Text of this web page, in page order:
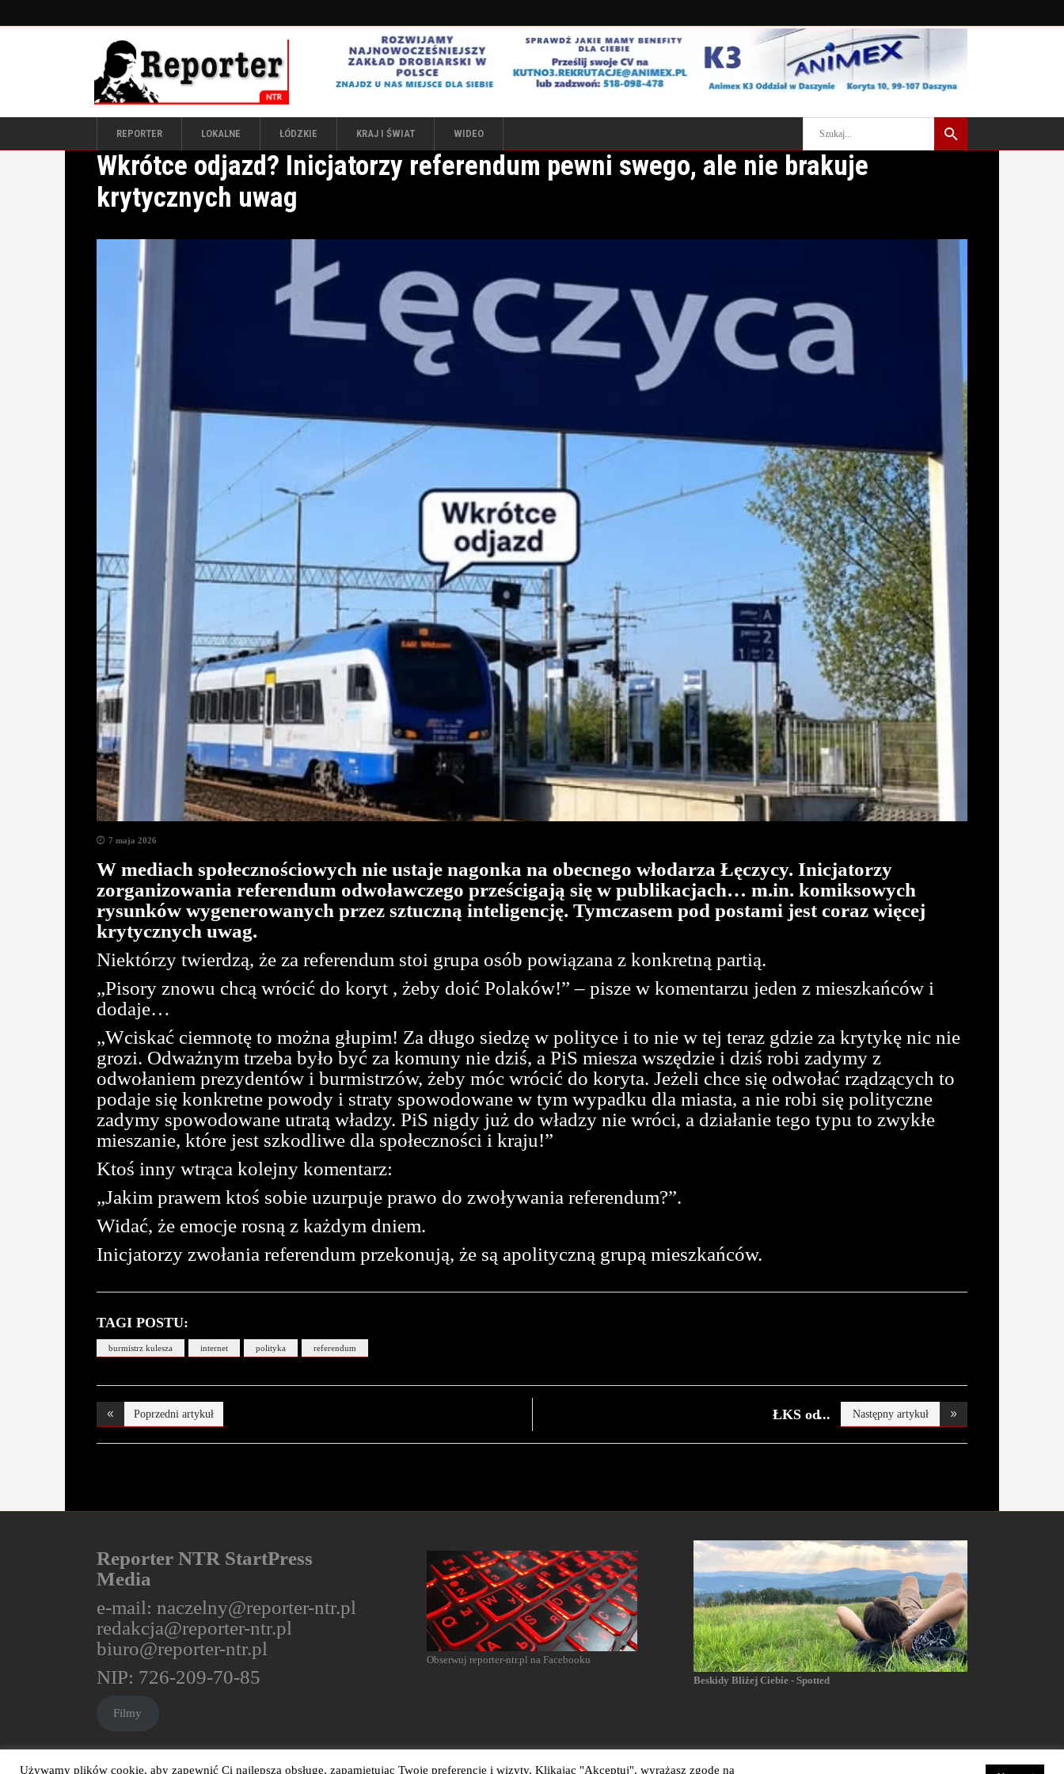
REPORTER LOKALNE ŁÓDZKIE KRAJ I ŚWIAT WIDEO
Wkrótce odjazd? Inicjatorzy referendum pewni swego, ale nie brakuje
krytycznych uwag
7 maja 2026
W mediach społecznościowych nie ustaje nagonka na obecnego włodarza Łęczycy. Inicjatorzy
zorganizowania referendum odwoławczego prześcigają się w publikacjach… m.in. komiksowych
rysunków wygenerowanych przez sztuczną inteligencję. Tymczasem pod postami jest coraz więcej
krytycznych uwag.
Niektórzy twierdzą, że za referendum stoi grupa osób powiązana z konkretną partią.
„Pisory znowu chcą wrócić do koryt , żeby doić Polaków!” – pisze w komentarzu jeden z mieszkańców i
dodaje…
„Wciskać ciemnotę to można głupim! Za długo siedzę w polityce i to nie w tej teraz gdzie za krytykę nic nie
grozi. Odważnym trzeba było być za komuny nie dziś, a PiS miesza wszędzie i dziś robi zadymy z
odwołaniem prezydentów i burmistrzów, żeby móc wrócić do koryta. Jeżeli chce się odwołać rządzących to
podaje się konkretne powody i straty spowodowane w tym wypadku dla miasta, a nie robi się polityczne
zadymy spowodowane utratą władzy. PiS nigdy już do władzy nie wróci, a działanie tego typu to zwykłe
mieszanie, które jest szkodliwe dla społeczności i kraju!”
Ktoś inny wtrąca kolejny komentarz:
„Jakim prawem ktoś sobie uzurpuje prawo do zwoływania referendum?”.
Widać, że emocje rosną z każdym dniem.
Inicjatorzy zwołania referendum przekonują, że są apolityczną grupą mieszkańców.
TAGI POSTU:
burmistrz kulesza internet polityka referendum
Poprzedni artykuł
ŁKS od
Następny artykuł
Reporter NTR StartPress
Media
e-mail: naczelny@reporter-ntr.pl
redakcja@reporter-ntr.pl
biuro@reporter-ntr.pl
NIP: 726-209-70-85
Filmy
Obserwuj reporter-ntr.pl na Facebooku
Beskidy Bliżej Ciebie - Spotted
Używamy plików cookie, aby zapewnić Ci najlepszą obsługę, zapamiętując Twoje preferencje i wizyty. Klikając "Akceptuj", wyrażasz zgodę na